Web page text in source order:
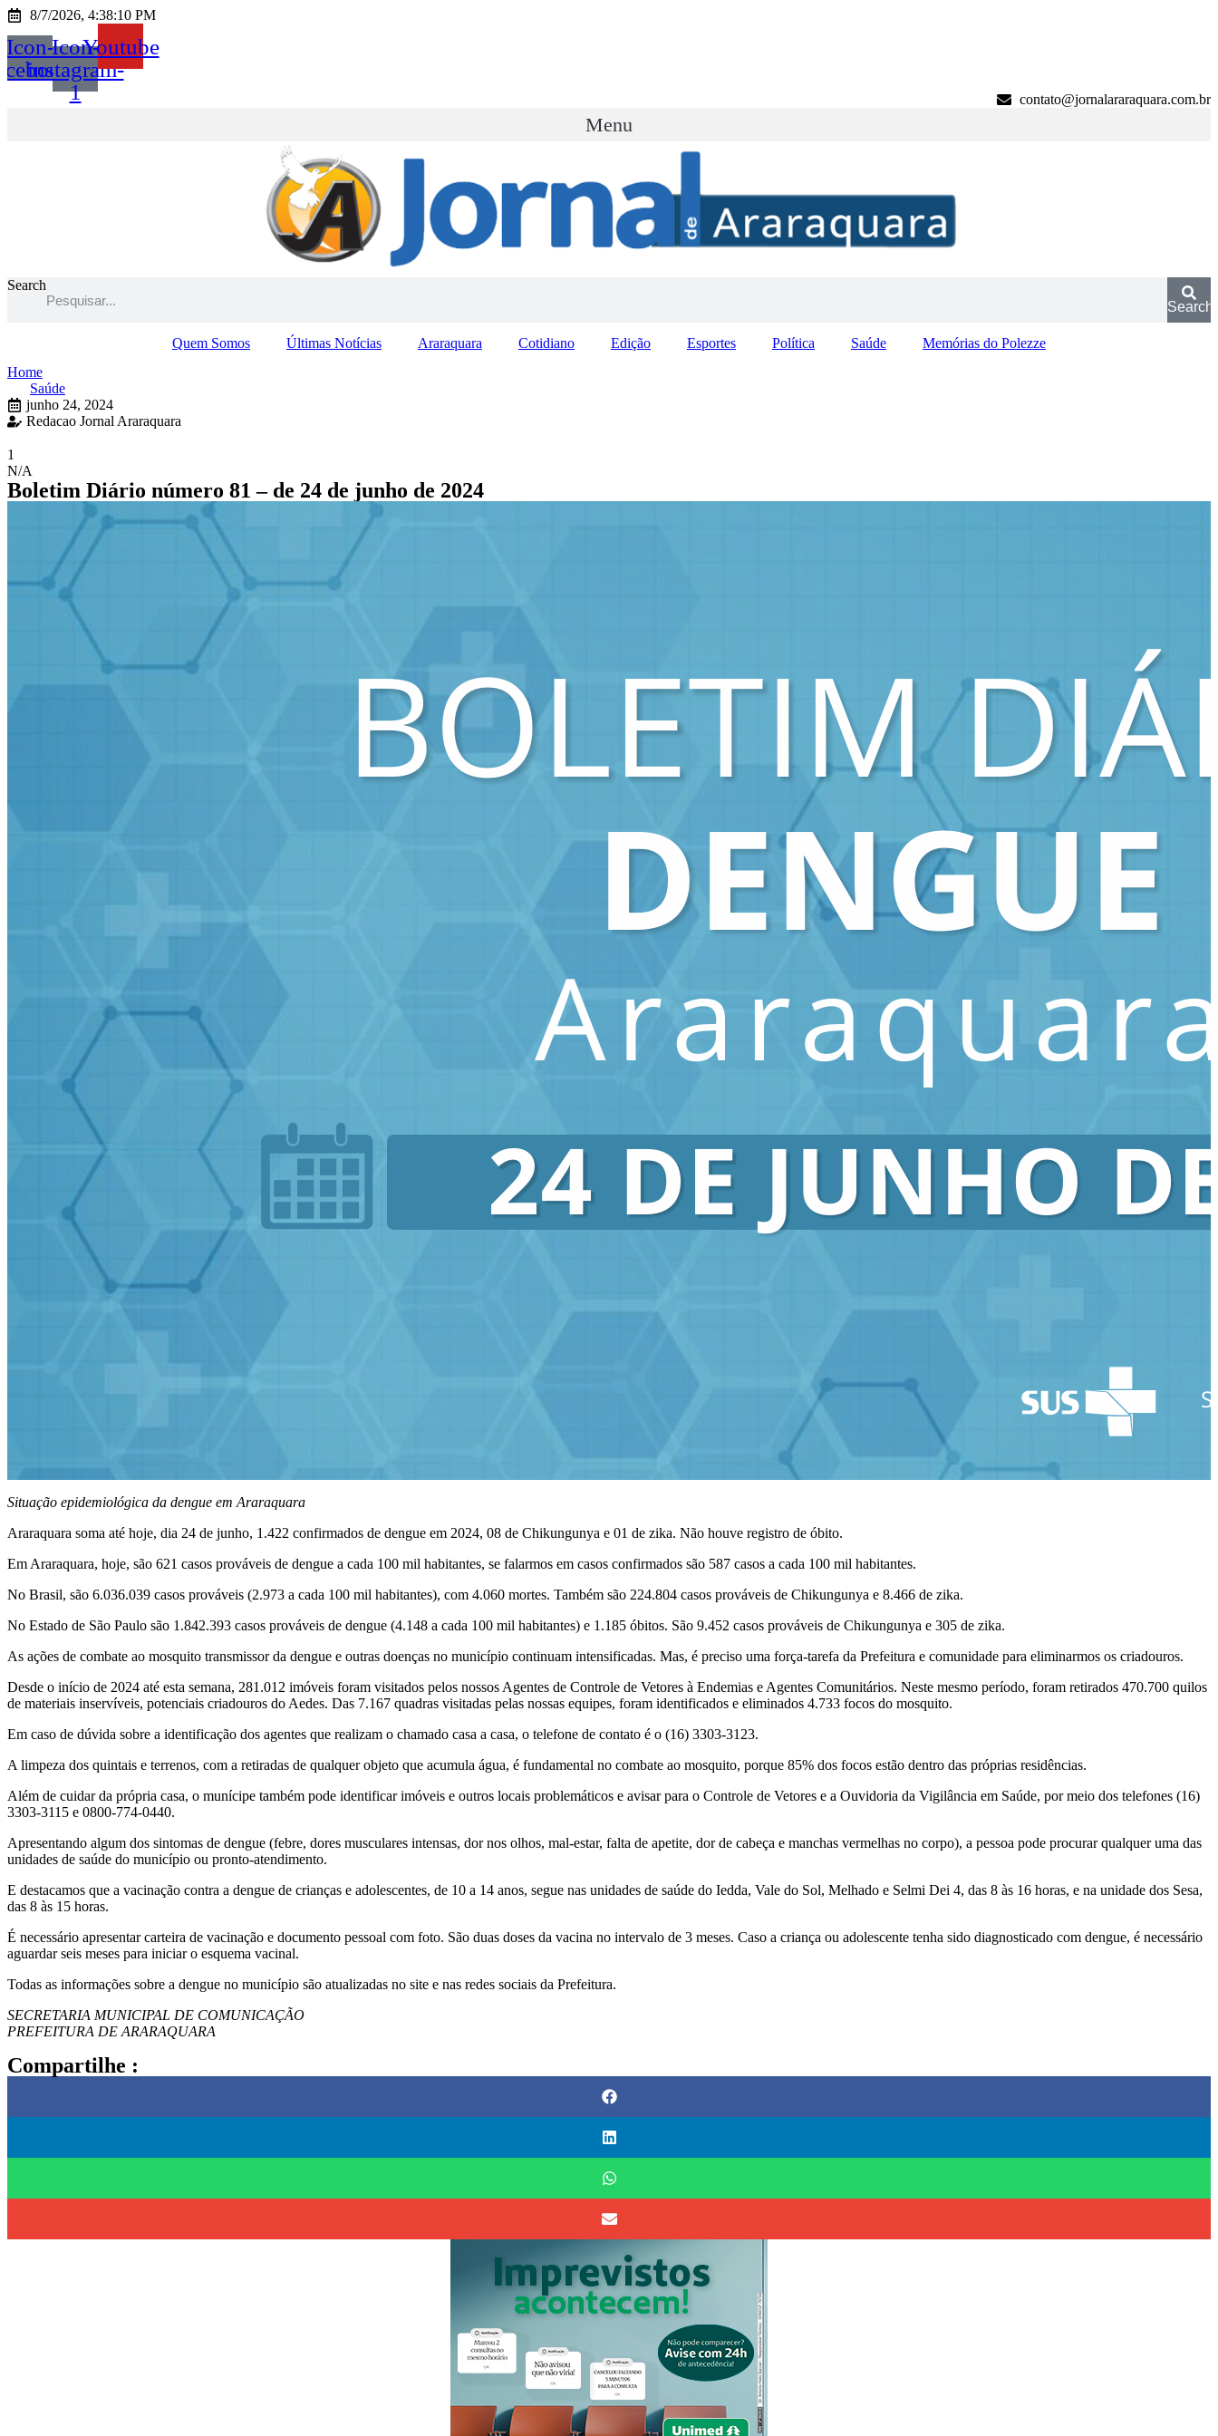
Ir
conteúdo
8/7/2026, 4:38:10 PM
Icon-Icon-
instagram-
1
Youtube
contato@jornalararaquara.com.br
Menu
Search
Search
Quem Somos Últimas Notícias Araraquara Cotidiano Edição Esportes Política Saúde
Memórias do Polezze
Home
Saúde
junho 24, 2024
Redacao Jornal Araraquara
1
N/A
Boletim Diário número 81 – de 24 de junho de 2024
Situação epidemiológica da dengue em Araraquara
Araraquara soma até hoje, dia 24 de junho, 1.422 confirmados de dengue em 2024, 08 de Chikungunya e 01 de zika. Não houve registro de óbito.
Em Araraquara, hoje, são 621 casos prováveis de dengue a cada 100 mil habitantes, se falarmos em casos confirmados são 587 casos a cada 100 mil habitantes.
No Brasil, são 6.036.039 casos prováveis (2.973 a cada 100 mil habitantes), com 4.060 mortes. Também são 224.804 casos prováveis de Chikungunya e 8.466 de zika.
No Estado de São Paulo são 1.842.393 casos prováveis de dengue (4.148 a cada 100 mil habitantes) e 1.185 óbitos. São 9.452 casos prováveis de Chikungunya e 305 de zika.
As ações de combate ao mosquito transmissor da dengue e outras doenças no município continuam intensificadas. Mas, é preciso uma força-tarefa da Prefeitura e comunidade para eliminarmos os criadouros.
Desde o início de 2024 até esta semana, 281.012 imóveis foram visitados pelos nossos Agentes de Controle de Vetores à Endemias e Agentes Comunitários. Neste mesmo período, foram retirados 470.700 quilos
de materiais inservíveis, potenciais criadouros do Aedes. Das 7.167 quadras visitadas pelas nossas equipes, foram identificados e eliminados 4.733 focos do mosquito.
Em caso de dúvida sobre a identificação dos agentes que realizam o chamado casa a casa, o telefone de contato é o (16) 3303-3123.
A limpeza dos quintais e terrenos, com a retiradas de qualquer objeto que acumula água, é fundamental no combate ao mosquito, porque 85% dos focos estão dentro das próprias residências.
Além de cuidar da própria casa, o munícipe também pode identificar imóveis e outros locais problemáticos e avisar para o Controle de Vetores e a Ouvidoria da Vigilância em Saúde, por meio dos telefones (16)
3303-3115 e 0800-774-0440.
Apresentando algum dos sintomas de dengue (febre, dores musculares intensas, dor nos olhos, mal-estar, falta de apetite, dor de cabeça e manchas vermelhas no corpo), a pessoa pode procurar qualquer uma das
unidades de saúde do município ou pronto-atendimento.
E destacamos que a vacinação contra a dengue de crianças e adolescentes, de 10 a 14 anos, segue nas unidades de saúde do Iedda, Vale do Sol, Melhado e Selmi Dei 4, das 8 às 16 horas, e na unidade dos Sesa,
das 8 às 15 horas.
É necessário apresentar carteira de vacinação e documento pessoal com foto. São duas doses da vacina no intervalo de 3 meses. Caso a criança ou adolescente tenha sido diagnosticado com dengue, é necessário
aguardar seis meses para iniciar o esquema vacinal.
Todas as informações sobre a dengue no município são atualizadas no site e nas redes sociais da Prefeitura.
SECRETARIA MUNICIPAL DE COMUNICAÇÃO
PREFEITURA DE ARARAQUARA
Compartilhe :